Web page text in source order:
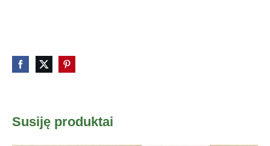
Susiję produktai